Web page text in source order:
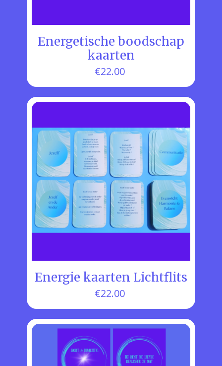
Energetische boodschap
kaarten
€22.00
Energie kaarten Lichtflits
€22.00